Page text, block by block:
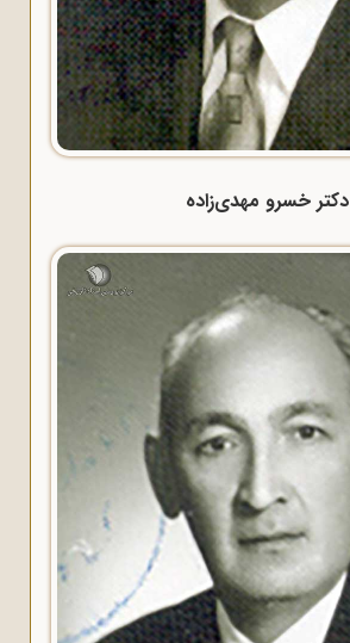
دکتر خسرو مهدی‌زاده